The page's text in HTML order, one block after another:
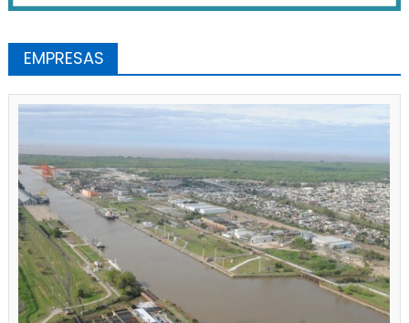
EMPRESAS